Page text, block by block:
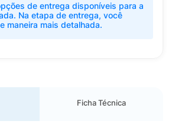
de entrega disponíveis para a
Na etapa de entrega, você
maneira mais detalhada.
Ficha Técnica